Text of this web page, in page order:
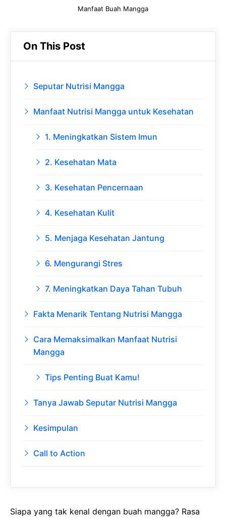
Manfaat Buah Mangga
On This Post
Seputar Nutrisi Mangga
Manfaat Nutrisi Mangga untuk Kesehatan
1. Meningkatkan Sistem Imun
2. Kesehatan Mata
3. Kesehatan Pencernaan
4. Kesehatan Kulit
5. Menjaga Kesehatan Jantung
6. Mengurangi Stres
7. Meningkatkan Daya Tahan Tubuh
Fakta Menarik Tentang Nutrisi Mangga
Cara Memaksimalkan Manfaat Nutrisi
Mangga
Tips Penting Buat Kamu!
Tanya Jawab Seputar Nutrisi Mangga
Kesimpulan
Call to Action
Siapa yang tak kenal dengan buah mangga? Rasa